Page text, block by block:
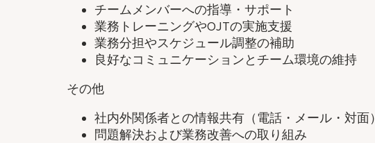
チームメンバーへの指導・サポート
業務トレーニングやOJTの実施支援
業務分担やスケジュール調整の補助
良好なコミュニケーションとチーム環境の維持
その他
社内外関係者との情報共有（電話・メール・対面）
問題解決および業務改善への取り組み